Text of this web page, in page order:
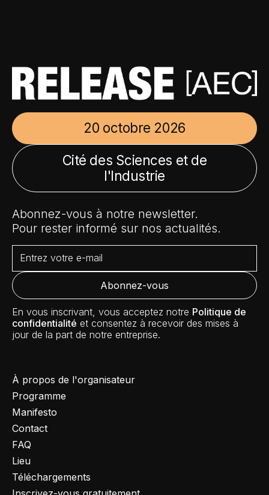
20 octobre 2026
Cité des Sciences et de
l'Industrie
Abonnez-vous à notre newsletter.
Pour rester informé sur nos actualités.
En vous inscrivant, vous acceptez notre Politique de
confidentialité et consentez à recevoir des mises à
jour de la part de notre entreprise.
À propos de l'organisateur
Programme
Manifesto
Contact
FAQ
Lieu
Téléchargements